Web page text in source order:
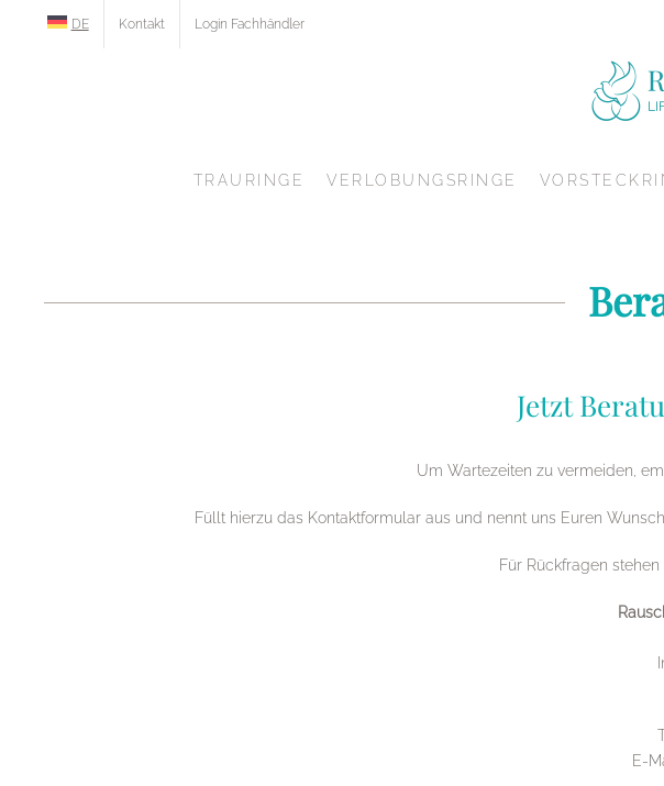
DE Kontakt Login Fachhändler
TRAURINGE VERLOBUNGSRINGE
Jetzt
Um Wartezeiten zu vermeiden,
Füllt hierzu das Kontaktformular aus und nennt uns Euren
Für Rückfragen
E-